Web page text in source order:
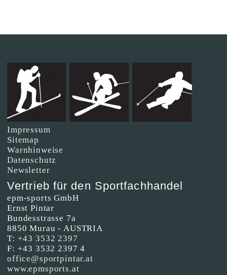
Impressum
Sitemap
Warnhinweise
Datenschutz
Newsletter
Vertrieb für den Sportfachhandel
epm-sports GmbH
Ernst Pintar
Bundesstrasse 7a
8850 Murau - AUSTRIA
T: +43 3532 2397
F: +43 3532 2397 4
office@sportpintar.at
www.epmsports.at